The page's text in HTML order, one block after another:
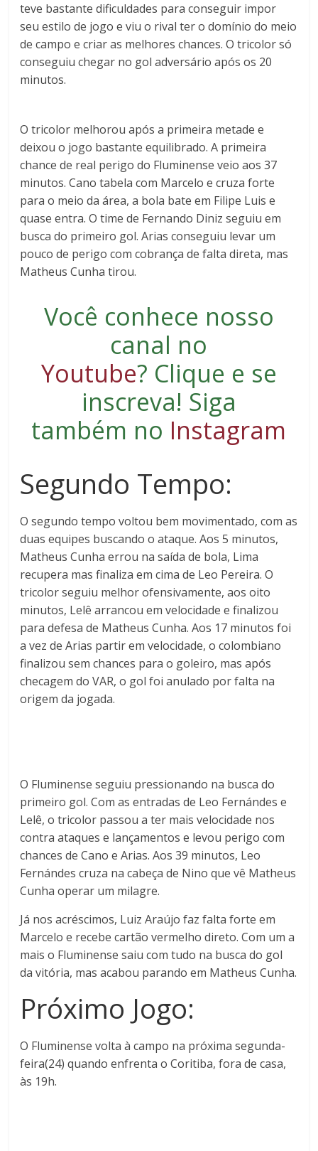
teve bastante dificuldades para conseguir impor
seu estilo de jogo e viu o rival ter o domínio do meio
de campo e criar as melhores chances. O tricolor só
conseguiu chegar no gol adversário após os 20
minutos.
O tricolor melhorou após a primeira metade e
deixou o jogo bastante equilibrado. A primeira
chance de real perigo do Fluminense veio aos 37
minutos. Cano tabela com Marcelo e cruza forte
para o meio da área, a bola bate em Filipe Luis e
quase entra. O time de Fernando Diniz seguiu em
busca do primeiro gol. Arias conseguiu levar um
pouco de perigo com cobrança de falta direta, mas
Matheus Cunha tirou.
Você conhece nosso
canal no
Youtube? Clique e se
inscreva! Siga
também no Instagram
Segundo Tempo:
O segundo tempo voltou bem movimentado, com as
duas equipes buscando o ataque. Aos 5 minutos,
Matheus Cunha errou na saída de bola, Lima
recupera mas finaliza em cima de Leo Pereira. O
tricolor seguiu melhor ofensivamente, aos oito
minutos, Lelê arrancou em velocidade e finalizou
para defesa de Matheus Cunha. Aos 17 minutos foi
a vez de Arias partir em velocidade, o colombiano
finalizou sem chances para o goleiro, mas após
checagem do VAR, o gol foi anulado por falta na
origem da jogada.
O Fluminense seguiu pressionando na busca do
primeiro gol. Com as entradas de Leo Fernándes e
Lelê, o tricolor passou a ter mais velocidade nos
contra ataques e lançamentos e levou perigo com
chances de Cano e Arias. Aos 39 minutos, Leo
Fernándes cruza na cabeça de Nino que vê Matheus
Cunha operar um milagre.
Já nos acréscimos, Luiz Araújo faz falta forte em
Marcelo e recebe cartão vermelho direto. Com um a
mais o Fluminense saiu com tudo na busca do gol
da vitória, mas acabou parando em Matheus Cunha.
Próximo Jogo:
O Fluminense volta à campo na próxima segunda-
feira(24) quando enfrenta o Coritiba, fora de casa,
às 19h.